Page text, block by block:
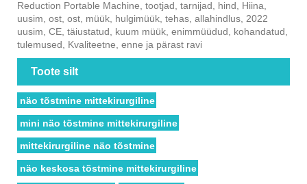
Reduction Portable Machine, tootjad, tarnijad, hind, Hiina,
uusim, ost, ost, müük, hulgimüük, tehas, allahindlus, 2022
uusim, CE, täiustatud, kuum müük, enimmüüdud, kohandatud,
tulemused, Kvaliteetne, enne ja pärast ravi
Toote silt
näo tõstmine mittekirurgiline
mini näo tõstmine mittekirurgiline
mittekirurgiline näo tõstmine
näo keskosa tõstmine mittekirurgiline